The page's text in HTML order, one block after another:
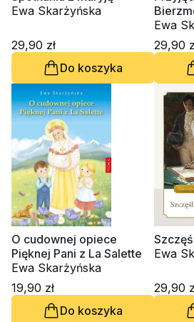
Ewa Skarżyńska
29,90 zł
Do koszyka
Ewa
29,90
O cudownej opiece
Pięknej Pani z La Salette
Ewa Skarżyńska
19,90 zł
Do koszyka
Ewa
29,90